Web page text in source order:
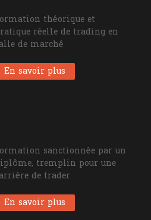
théorique et
réelle de trading en
de marché
En savoir plus
sanctionnée par un
tremplin pour une
de trader
En savoir plus